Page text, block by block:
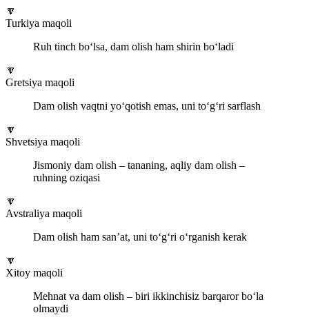
🔽
Turkiya maqoli
Ruh tinch bo‘lsa, dam olish ham shirin bo‘ladi
🔽
Gretsiya maqoli
Dam olish vaqtni yo‘qotish emas, uni to‘g‘ri sarflash
🔽
Shvetsiya maqoli
Jismoniy dam olish – tananing, aqliy dam olish –
ruhning oziqasi
🔽
Avstraliya maqoli
Dam olish ham san’at, uni to‘g‘ri o‘rganish kerak
🔽
Xitoy maqoli
Mehnat va dam olish – biri ikkinchisiz barqaror bo‘la
olmaydi